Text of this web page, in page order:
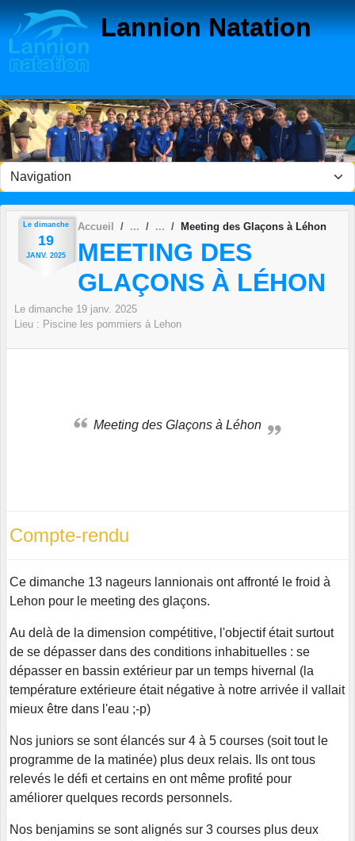
Lannion Natation
Le dimanche
19
JANV. 2025
Accueil Meeting des Glaçons à Léhon
MEETING DES
GLAÇONS À LÉHON
Le dimanche 19 janv. 2025
Lieu : Piscine les pommiers à Lehon
Meeting des Glaçons à Léhon
Compte-rendu
Ce dimanche 13 nageurs lannionais ont affronté le froid à
Lehon pour le meeting des glaçons.
Au delà de la dimension compétitive, l'objectif était surtout
de se dépasser dans des conditions inhabituelles : se
dépasser en bassin extérieur par un temps hivernal (la
température extérieure était négative à notre arrivée il vallait
mieux être dans l'eau ;-p)
Nos juniors se sont élancés sur 4 à 5 courses (soit tout le
programme de la matinée) plus deux relais. Ils ont tous
relevés le défi et certains en ont même profité pour
améliorer quelques records personnels.
Nos benjamins se sont alignés sur 3 courses plus deux
Panneau de gestion des cookies